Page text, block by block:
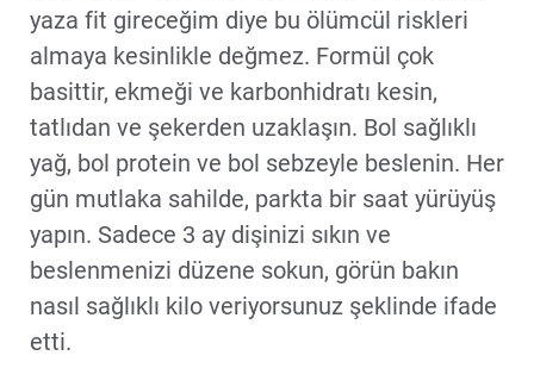
yaza fit gireceğim diye bu ölümcül riskleri
almaya kesinlikle değmez. Formül çok
basittir, ekmeği ve karbonhidratı kesin,
tatlıdan ve şekerden uzaklaşın. Bol sağlıklı
yağ, bol protein ve bol sebzeyle beslenin. Her
gün mutlaka sahilde, parkta bir saat yürüyüş
yapın. Sadece 3 ay dişinizi sıkın ve
beslenmenizi düzene sokun, görün bakın
nasıl sağlıklı kilo veriyorsunuz şeklinde ifade
etti.